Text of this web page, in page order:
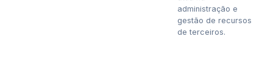
administração e
gestão de recursos
de terceiros.